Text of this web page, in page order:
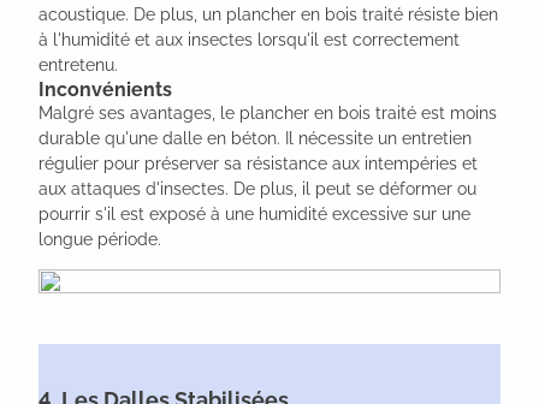
acoustique. De plus, un plancher en bois traité résiste bien
à l'humidité et aux insectes lorsqu'il est correctement
entretenu.
Inconvénients
Malgré ses avantages, le plancher en bois traité est moins
durable qu'une dalle en béton. Il nécessite un entretien
régulier pour préserver sa résistance aux intempéries et
aux attaques d'insectes. De plus, il peut se déformer ou
pourrir s'il est exposé à une humidité excessive sur une
longue période.